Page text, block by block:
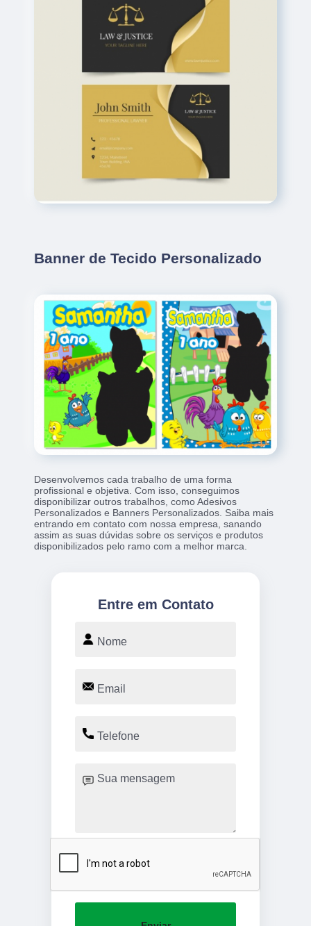
Banner de Tecido Personalizado
Desenvolvemos cada trabalho de uma forma
profissional e objetiva. Com isso, conseguimos
disponibilizar outros trabalhos, como Adesivos
Personalizados e Banners Personalizados. Saiba mais
entrando em contato com nossa empresa, sanando
assim as suas dúvidas sobre os serviços e produtos
disponibilizados pelo ramo com a melhor marca.
Entre em Contato